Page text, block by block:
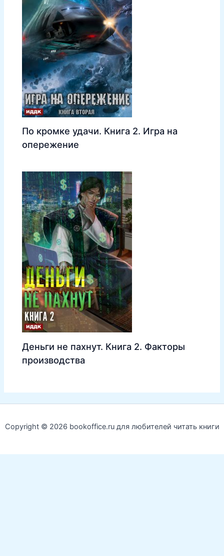
По кромке удачи. Книга 2. Игра на
опережение
Деньги не пахнут. Книга 2. Факторы
производства
Copyright © 2026 bookoffice.ru для любителей читать книги